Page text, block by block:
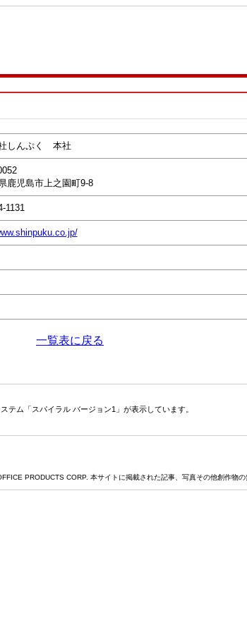
しんぷく 本社
鹿児島市上之園町9-8
1131
一覧表に戻る
テム「スパイラル バージョン1」が表示しています。
PRODUCTS CORP. 本サイトに掲載された記事、写真その他創作物の